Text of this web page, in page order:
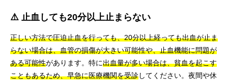
⚠️ 止血しても20分以上止まらない
正しい方法で圧迫止血を行っても、20分以上経っても出血が止ま
らない場合は、血管の損傷が大きい可能性や、止血機能に問題が
ある可能性があります。特に出血量が多い場合は、貧血を起こす
こともあるため、早急に医療機関を受診してください。夜間や休